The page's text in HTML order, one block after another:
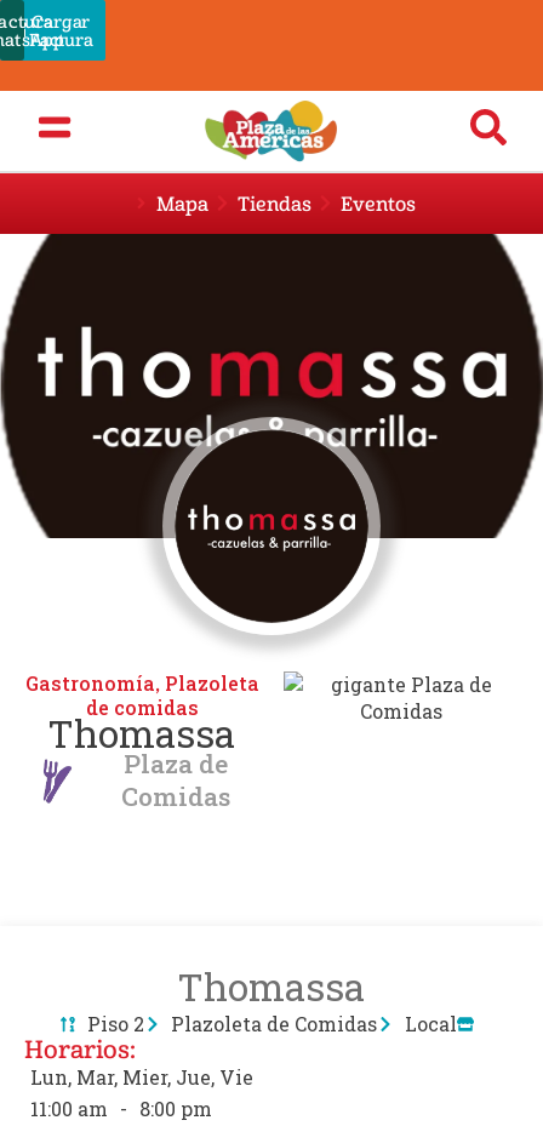
Pagar
Admin
Cargar
Factura
Mapa Tiendas Eventos
Gastronomía, Plazoleta
de comidas
Thomassa
Plaza de
Comidas
Thomassa
Piso 2 Plazoleta de Comidas Local
Horarios:
Lun, Mar, Mier, Jue, Vie
11:00 am - 8:00 pm